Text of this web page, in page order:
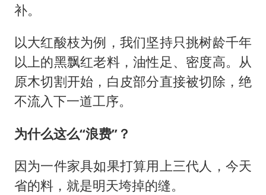
补。
以大红酸枝为例，我们坚持只挑树龄千年
以上的黑飘红老料，油性足、密度高。从
原木切割开始，白皮部分直接被切除，绝
不流入下一道工序。
为什么这么“浪费”？
因为一件家具如果打算用上三代人，今天
省的料，就是明天垮掉的缝。